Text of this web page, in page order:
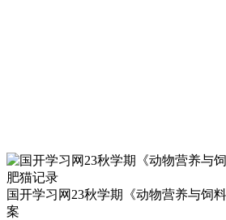
国开学习网23秋学期《动物营养与饲
案